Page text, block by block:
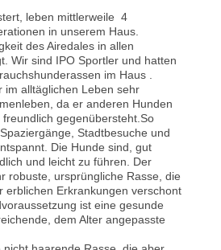
leben mittlerweile 4
in unserem Haus.
des Airedales in allen
Wir sind IPO Sportler und hatten
im Haus .
im alltäglichen Leben sehr
da er anderen Hunden
gegenübersteht.So
Stadtbesuche und
Die Hunde sind, gut
und leicht zu führen. Der
robuste, ursprüngliche Rasse, die
erblichen Erkrankungen verschont
ist eine gesunde
dem Alter angepasste